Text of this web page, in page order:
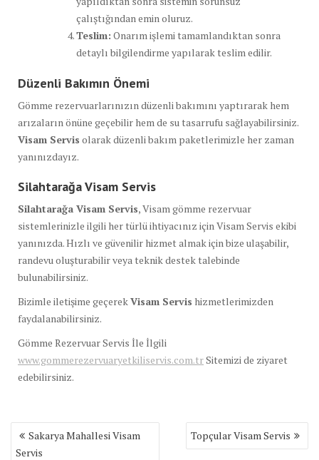
çalıştığından emin oluruz.
Teslim: Onarım işlemi tamamlandıktan sonra
detaylı bilgilendirme yapılarak teslim edilir.
Düzenli Bakımın Önemi
Gömme rezervuarlarınızın düzenli bakımını yaptırarak hem
arızaların önüne geçebilir hem de su tasarrufu sağlayabilirsiniz.
Visam Servis olarak düzenli bakım paketlerimizle her zaman
yanınızdayız.
Silahtarağa Visam Servis
Silahtarağa Visam Servis, Visam gömme rezervuar
sistemlerinizle ilgili her türlü ihtiyacınız için Visam Servis ekibi
yanınızda. Hızlı ve güvenilir hizmet almak için bize ulaşabilir,
randevu oluşturabilir veya teknik destek talebinde
bulunabilirsiniz.
Bizimle iletişime geçerekVisam Servis hizmetlerimizden
faydalanabilirsiniz.
Gömme Rezervuar Servis İle İlgili
www.gommerezervuaryetkiliservis.com.trSitemizi de ziyaret
edebilirsiniz.
Yazı
gezinmesi
Sakarya Mahallesi Visam
Servis
Topçular Visam Servis